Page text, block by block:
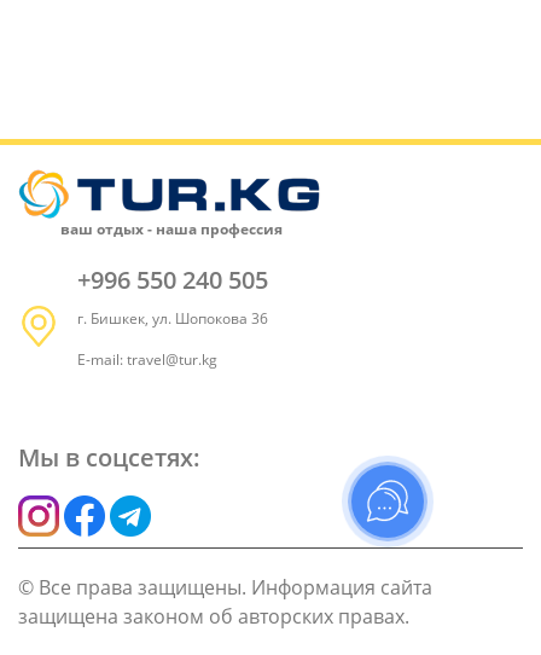
ваш отдых - наша профессия
+996 550 240 505
г. Бишкек, ул. Шопокова 36
E-mail: travel@tur.kg
Мы в соцсетях:
© Все права защищены. Информация сайта
защищена законом об авторских правах.